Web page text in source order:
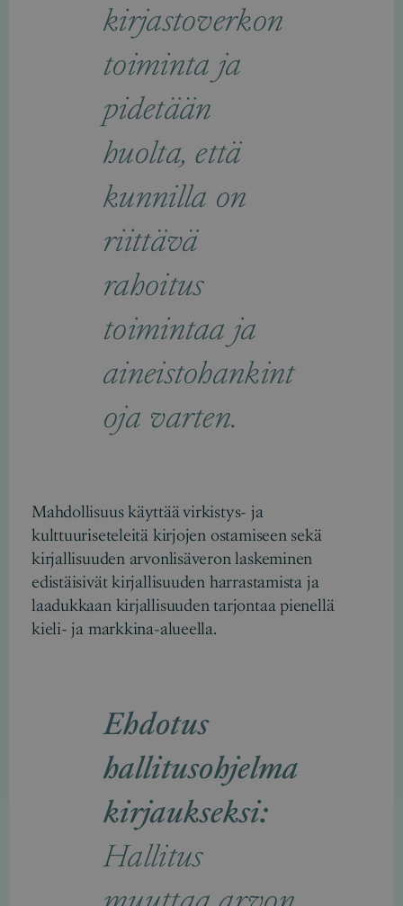
kirjastoverkon
toiminta ja
pidetään
huolta, että
kunnilla on
riittävä
rahoitus
toimintaa ja
aineistohankint
oja varten.
Mahdollisuus käyttää virkistys- ja
kulttuuriseteleitä kirjojen ostamiseen sekä
kirjallisuuden arvonlisäveron laskeminen
edistäisivät kirjallisuuden harrastamista ja
laadukkaan kirjallisuuden tarjontaa pienellä
kieli- ja markkina-alueella.
Ehdotus
hallitusohjelma
kirjaukseksi:
Hallitus